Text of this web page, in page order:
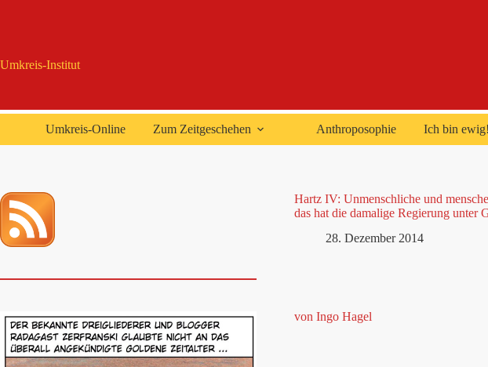
Umkreis-Institut
Umkreis-Online Zum Zeitgeschehen Anthroposophie Ich bin ewig!
Hartz IV: Unmenschliche und
das hat die damalige Regierung unter
28. Dezember 2014
von Ingo Hagel